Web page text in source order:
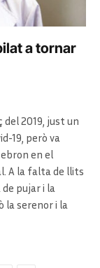
a tornar
del 2019, just un
19, però va
en el
A la falta de llits
pujar i la
la serenor i la